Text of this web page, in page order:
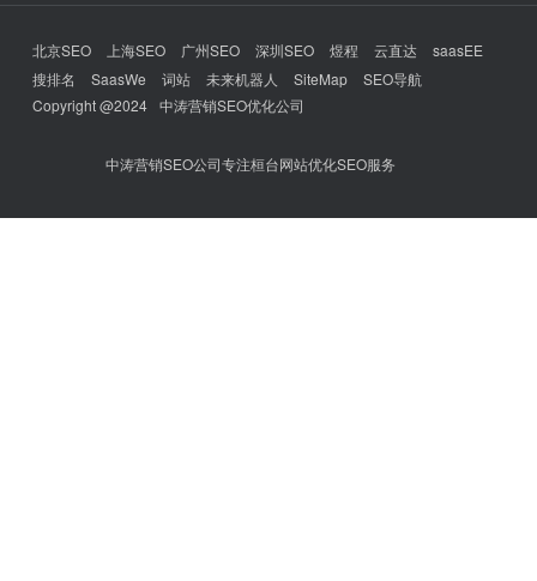
北京SEO 上海SEO 广州SEO 深圳SEO 煜程 云直达
saasEE
搜排名
SaasWe 词站 未来机器人 SiteMap
SEO导航
Copyright @2024 中涛营销SEO优化公司
中涛营销SEO公司专注桓台网站优化SEO服务